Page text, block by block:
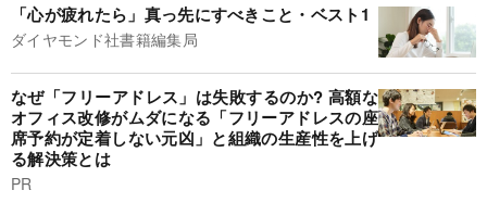
「心が疲れたら」真っ先にすべきこと・ベスト1
ダイヤモンド社書籍編集局
なぜ「フリーアドレス」は失敗するのか? 高額な
オフィス改修がムダになる「フリーアドレスの座
席予約が定着しない元凶」と組織の生産性を上げ
る解決策とは
PR